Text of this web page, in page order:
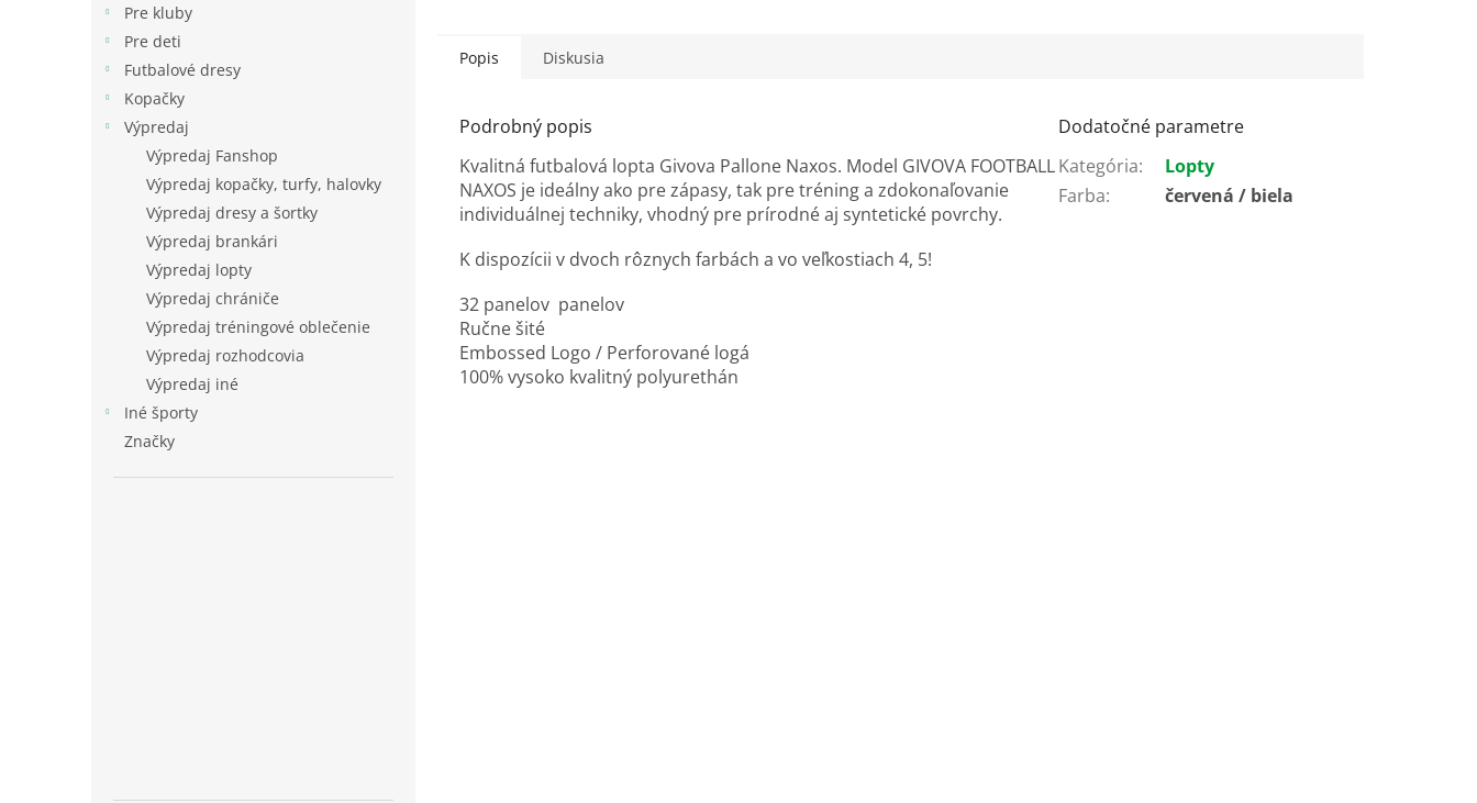
Pre kluby
Pre deti
Futbalové dresy
Kopačky
Výpredaj
Výpredaj Fanshop
Výpredaj kopačky, turfy, halovky
Výpredaj dresy a šortky
Výpredaj brankári
Výpredaj lopty
Výpredaj chrániče
Výpredaj tréningové oblečenie
Výpredaj rozhodcovia
Výpredaj iné
Iné športy
Značky
Popis Diskusia
Podrobný popis
Kvalitná futbalová lopta Givova Pallone Naxos. Model GIVOVA FOOTBALL
NAXOS je ideálny ako pre zápasy, tak pre tréning a zdokonaľovanie
individuálnej techniky, vhodný pre prírodné aj syntetické povrchy.
K dispozícii v dvoch rôznych farbách a vo veľkostiach 4, 5!
32 panelov panelov
Ručne šité
Embossed Logo / Perforované logá
100% vysoko kvalitný polyurethán
Dodatočné parametre
Kategória:
Lopty
Farba: červená / biela